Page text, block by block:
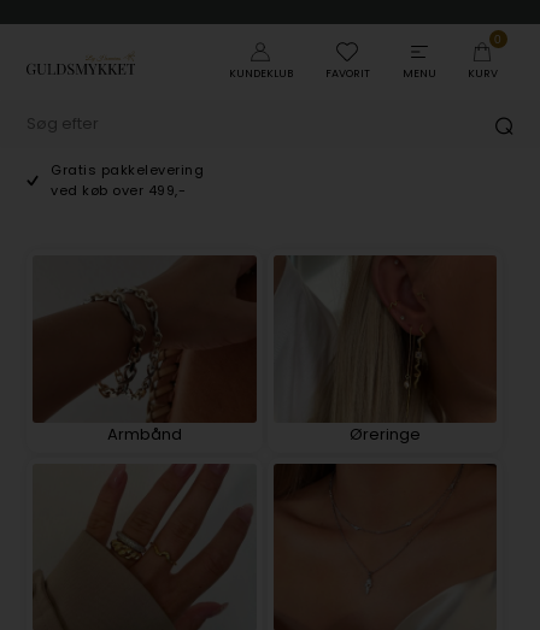
KUNDEKLUB FAVORIT MENU
0
KURV
Gratis pakkelevering
ved køb over 499,-
Armbånd Øreringe